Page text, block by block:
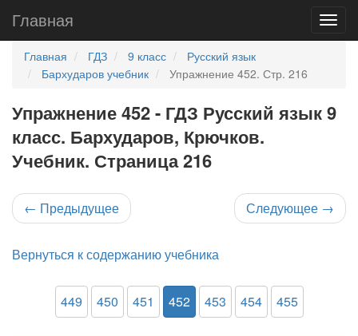
Главная
Главная ГДЗ 9 класс
Русский язык
Бархударов учебник
Упражнение 452. Стр. 216
Упражнение 452 - ГДЗ Русский язык 9
класс. Бархударов, Крючков.
Учебник. Страница 216
← Предыдущее Следующее →
Вернуться к содержанию учебника
449 450 451 452 453 454 455